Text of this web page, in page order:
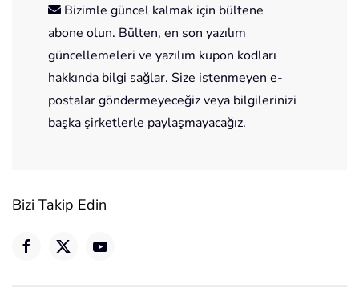
Bizimle güncel kalmak için bültene
abone olun. Bülten, en son yazılım
güncellemeleri ve yazılım kupon kodları
hakkında bilgi sağlar. Size istenmeyen e-
postalar göndermeyeceğiz veya bilgilerinizi
başka şirketlerle paylaşmayacağız.
Bizi Takip Edin